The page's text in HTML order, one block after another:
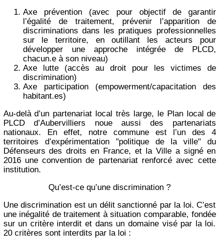
Axe prévention (avec pour objectif de garantir
l’égalité de traitement, prévenir l’apparition de
discriminations dans les pratiques professionnelles
sur le territoire, en outillant les acteurs pour
développer une approche intégrée de PLCD,
chacun.e à son niveau)
Axe lutte (accès au droit pour les victimes de
discrimination)
Axe participation (empowerment/capacitation des
habitant.es)
Au-delà d’un partenariat local très large, le Plan local de
PLCD d’Aubervilliers noue aussi des partenariats
nationaux. En effet, notre commune est l’un des 4
territoires d’expérimentation "politique de la ville" du
Défenseurs des droits en France, et la Ville a signé en
2016 une convention de partenariat renforcé avec cette
institution.
Qu’est-ce qu’une discrimination ?
Une discrimination est un délit sanctionné par la loi. C’est
une inégalité de traitement à situation comparable, fondée
sur un critère interdit et dans un domaine visé par la loi.
20 critères sont interdits par la loi :